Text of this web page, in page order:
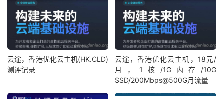
云途，香港优化云主机(HK.CLD)
测评记录
云途，香港优化云主机，18元/
月，1核/1G内存/10G
SSD/200Mbps@500G月流量